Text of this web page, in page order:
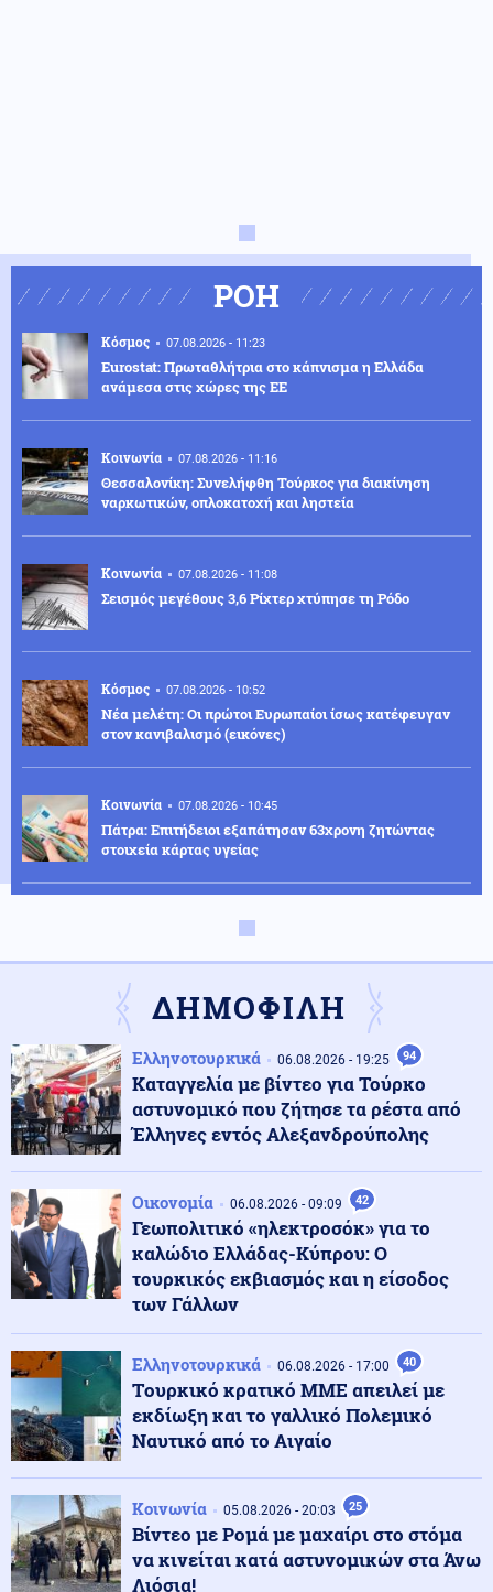
ΡΟΗ
Κόσμος 07.08.2026 - 11:23
Eurostat: Πρωταθλήτρια στο κάπνισμα η Ελλάδα
ανάμεσα στις χώρες της ΕΕ
Κοινωνία 07.08.2026 - 11:16
Θεσσαλονίκη: Συνελήφθη Τούρκος για διακίνηση
ναρκωτικών, οπλοκατοχή και ληστεία
Κοινωνία 07.08.2026 - 11:08
Σεισμός μεγέθους 3,6 Ρίχτερ χτύπησε τη Ρόδο
Κόσμος 07.08.2026 - 10:52
Νέα μελέτη: Οι πρώτοι Ευρωπαίοι ίσως κατέφευγαν
στον κανιβαλισμό (εικόνες)
Κοινωνία 07.08.2026 - 10:45
Πάτρα: Επιτήδειοι εξαπάτησαν 63χρονη ζητώντας
στοιχεία κάρτας υγείας
07.08.2026 - 10:41
36% της Κύπρου και τολμά να κάνει μαθήματα
διεθνούς δικαίου
Κόσμος
Ταϊλάνδη: Ο μαθητής σκότωσε τους παππούδες του
πριν ανοίξει πυρ στο σχολείο (βίντεο)
Κοινωνία
Στην Ευελπίδων η 46χρονη που κατηγορείται για τον
εμπρησμό στην Marfin
Πολιτική 07.08.2026 - 10:17
Θεοδωρικάκος: «Συμβάλλουμε στην εθνική ασφάλεια
την Άμυνα»
Κόσμος 07.08.2026 - 10:10
Κινεζικές μυστικές υπηρεσίες «δείχνουν» τη Μοσάντ
για την υβριδική εισβολή στη Θέουτα
Κόσμος 07.08.2026 - 10:07
Υεμένη: 58 στρατιωτικοί νεκροί σε επιθέσεις των
Χούθι (βίντεο)
ΔΗΜΟΦΙΛΗ
Ελληνοτουρκικά 06.08.2026 - 19:25 94
Καταγγελία με βίντεο για Τούρκο
αστυνομικό που ζήτησε τα ρέστα από
Έλληνες εντός Αλεξανδρούπολης
Οικονομία 06.08.2026 - 09:09 42
Γεωπολιτικό «ηλεκτροσόκ» για το
καλώδιο Ελλάδας-Κύπρου: Ο
τουρκικός εκβιασμός και η είσοδος
των Γάλλων
Ελληνοτουρκικά 06.08.2026 - 17:00 40
Tουρκικό κρατικό ΜΜΕ απειλεί με
εκδίωξη και το γαλλικό Πολεμικό
Ναυτικό από το Αιγαίο
Κοινωνία 05.08.2026 - 20:03 25
Βίντεο με Ρομά με μαχαίρι στο στόμα
να κινείται κατά αστυνομικών στα Άνω
Λιόσια!